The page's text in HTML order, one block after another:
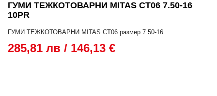
ГУМИ ТЕЖКОТОВАРНИ MITAS CT06 7.50-16
10PR
ГУМИ ТЕЖКОТОВАРНИ MITAS CT06 размер 7.50-16
285,81 лв / 146,13 €